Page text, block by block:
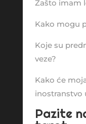
Zašto imam
Kako mogu
Koje su
veze?
Kako će
inostranstvo
Pazite